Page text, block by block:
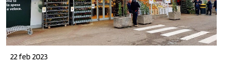
22 feb 2023